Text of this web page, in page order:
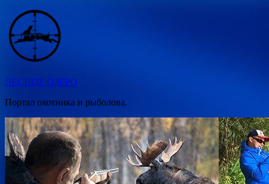
Перейти
содержимому
ЛЕСНОЕ ОЗЕРО
Портал охотника и рыболова.